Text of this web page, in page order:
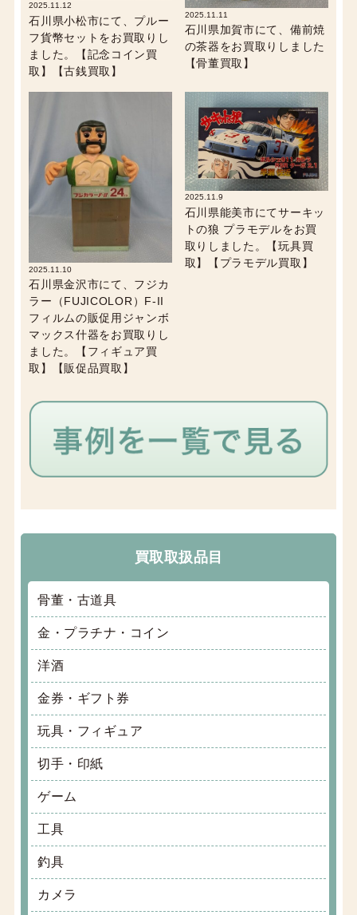
2025.11.12
石川県小松市にて、プルー
フ貨幣セットをお買取りし
ました。【記念コイン買
取】【古銭買取】
2025.11.11
石川県加賀市にて、備前焼
の茶器をお買取りしました
【骨董買取】
2025.11.10
石川県金沢市にて、フジカ
ラー（FUJICOLOR）F-II
フィルムの販促用ジャンボ
マックス什器をお買取りし
ました。【フィギュア買
取】【販促品買取】
2025.11.9
石川県能美市にてサーキッ
トの狼 プラモデルをお買
取りしました。【玩具買
取】【プラモデル買取】
買取取扱品目
骨董・古道具
金・プラチナ・コイン
洋酒
金券・ギフト券
玩具・フィギュア
切手・印紙
ゲーム
工具
釣具
カメラ